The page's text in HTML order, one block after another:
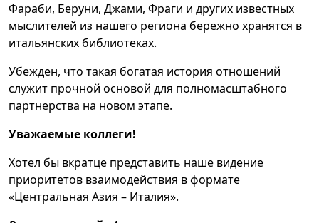
Фараби, Беруни, Джами, Фраги и других известных
мыслителей из нашего региона бережно хранятся в
итальянских библиотеках.
Убежден, что такая богатая история отношений
служит прочной основой для полномасштабного
партнерства на новом этапе.
Уважаемые коллеги!
Хотел бы вкратце представить наше видение
приоритетов взаимодействия в формате
«Центральная Азия – Италия».